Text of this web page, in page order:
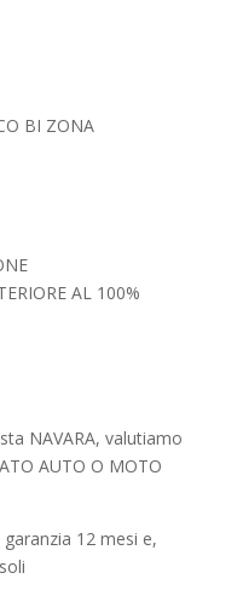
BI ZONA
AL 100%
NAVARA, valutiamo
AUTO O MOTO
12 mesi e,